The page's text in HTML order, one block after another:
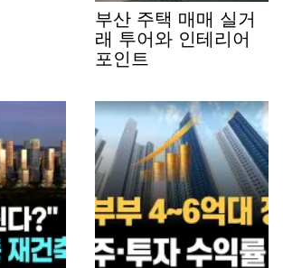
부산 주택 매매 실거
래 투어와 인테리어
포인트